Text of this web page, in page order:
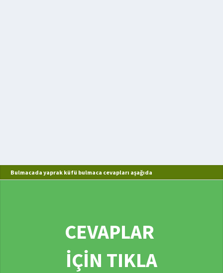
Bulmacada yaprak küfü bulmaca cevapları aşağıda
CEVAPLAR
İÇİN TIKLA